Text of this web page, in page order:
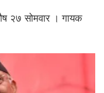
२७ सोमवार । गायक